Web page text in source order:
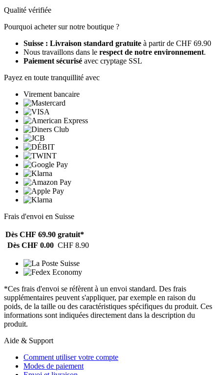
Qualité vérifiée
Pourquoi acheter sur notre boutique ?
Suisse : Livraison standard gratuite à partir de CHF 69.90
Nous travaillons dans le respect de notre environnement.
Paiement sécurisé avec cryptage SSL
Payez en toute tranquillité avec
Virement bancaire
Frais d'envoi en Suisse
Dès CHF 69.90 gratuit*
Dès CHF 0.00 CHF 8.90
*Ces frais d'envoi se réfèrent à un envoi standard. Des frais
supplémentaires peuvent s'appliquer, par exemple en raison du
poids, de la taille ou des caractéristiques spécifiques du produit. Ces
informations sont indiquées directement dans la description du
produit.
Aide & Support
Comment utiliser votre compte
Modes de paiement